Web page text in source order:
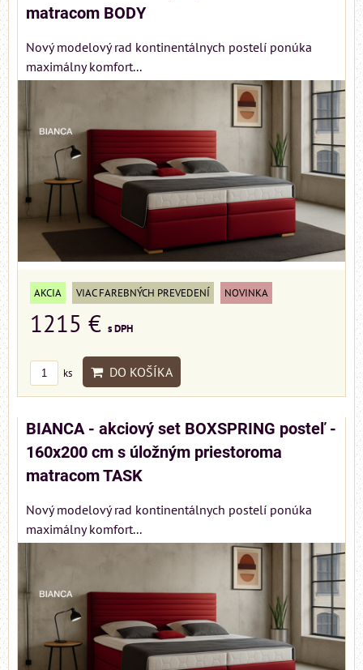
matracom BODY
Nový modelový rad kontinentálnych postelí ponúka
maximálny komfort...
AKCIA VIAC FAREBNÝCH PREVEDENÍ NOVINKA
1215 € s DPH
ks DO KOŠÍKA
BIANCA - akciový set BOXSPRING posteľ -
160x200 cm s úložným priestoroma
matracom TASK
Nový modelový rad kontinentálnych postelí ponúka
maximálny komfort...